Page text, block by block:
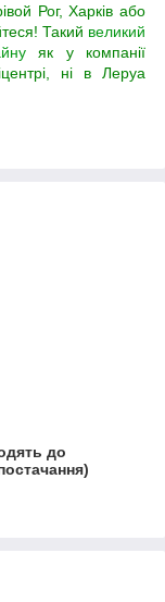
Рог, Харків або
Такий великий
як у компанії
ні в Леруа
до